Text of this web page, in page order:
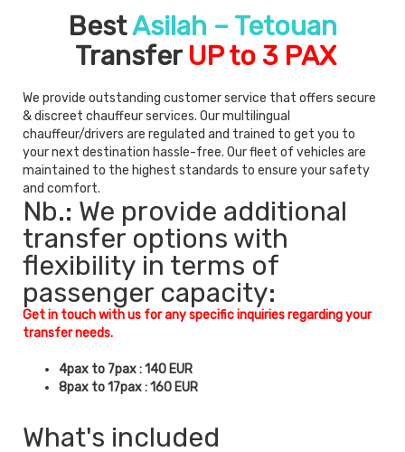
BestAsilah – Tetouan
TransferUP to 3 PAX
We provide outstanding customer service that offers secure
& discreet chauffeur services. Our multilingual
chauffeur/drivers are regulated and trained to get you to
your next destination hassle-free. Our fleet of vehicles are
maintained to the highest standards to ensure your safety
and comfort.
Nb.: We provide additional
transfer options with
flexibility in terms of
passenger capacity:
Get in touch with us for any specific inquiries regarding your
transfer needs.
4pax to 7pax : 140 EUR
8pax to 17pax : 160 EUR
What's included